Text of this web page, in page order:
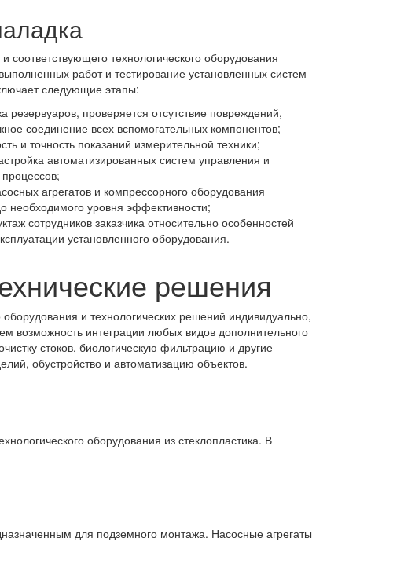
соответствующего технологического оборудования
работ и тестирование установленных систем
следующие этапы:
резервуаров, проверяется отсутствие повреждений,
соединение всех вспомогательных компонентов;
и точность показаний измерительной техники;
автоматизированных систем управления и
агрегатов и компрессорного оборудования
необходимого уровня эффективности;
сотрудников заказчика относительно особенностей
установленного оборудования.
решения
и технологических решений индивидуально,
возможность интеграции любых видов дополнительного
стоков, биологическую фильтрацию и другие
обустройство и автоматизацию объектов.
оборудования из стеклопластика. В
для подземного монтажа. Насосные агрегаты